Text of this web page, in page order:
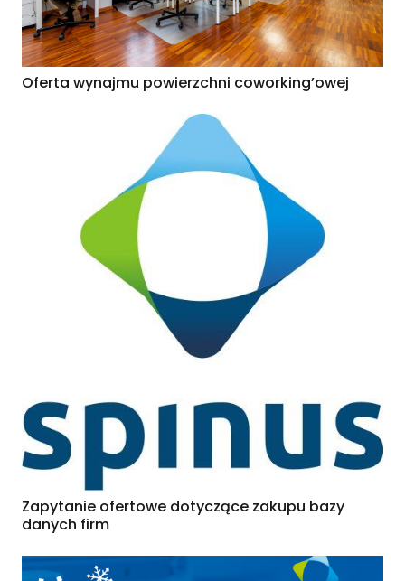
Oferta wynajmu powierzchni coworking’owej
Zapytanie ofertowe dotyczące zakupu bazy
danych firm